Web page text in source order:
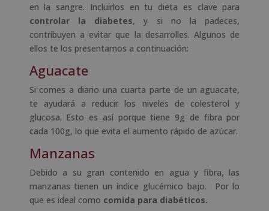
en la sangre. Incluirlos en tu dieta es clave para
controlar la diabetes, y si no la padeces,
contribuyen a evitar que la desarrolles. Algunos de
ellos te los presentamos a continuación:
Aguacate
Si comes a diario una cuarta parte de un aguacate,
te ayudará a reducir los niveles de colesterol y
glucosa. Esto es así porque tiene 9g de fibra por
cada 100g, lo que evita el aumento rápido de azúcar.
Manzanas
Debido a su gran contenido en agua y fibra, las
manzanas tienen un índice glucémico bajo. Por lo
que es ideal como comida para diabéticos.